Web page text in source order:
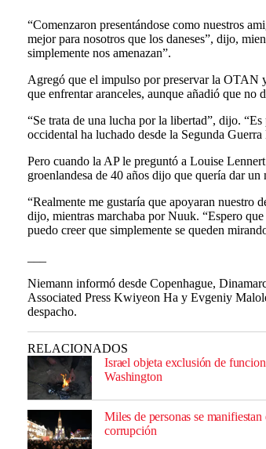
“Comenzaron presentándose como nuestros
mejor para nosotros que los daneses”, dijo,
simplemente nos amenazan”.
Agregó que el impulso por preservar la OTAN
que enfrentar aranceles, aunque añadió que no
“Se trata de una lucha por la libertad”, dijo.
occidental ha luchado desde la Segunda
Pero cuando la AP le preguntó a Louise
groenlandesa de 40 años dijo que quería dar un
“Realmente me gustaría que apoyaran nuestro
dijo, mientras marchaba por Nuuk. “Espero
puedo creer que simplemente se queden
Niemann informó desde Copenhague,
Associated Press Kwiyeon Ha y Evgeniy
despacho.
RELACIONADOS
Israel objeta exclusión de
Washington
Miles de personas se
corrupción